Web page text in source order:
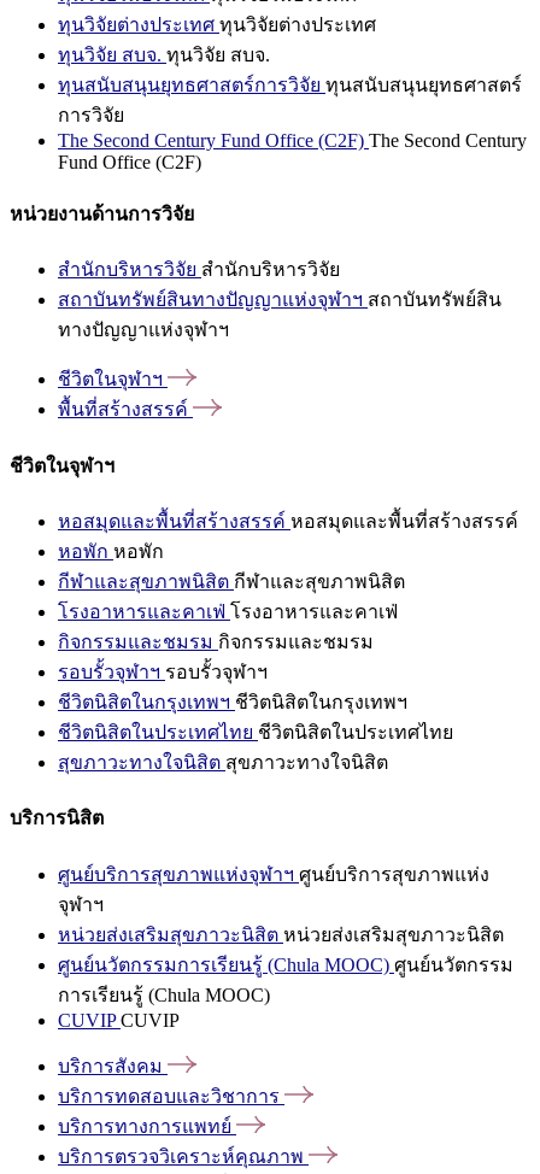
ทุนวิจัยต่างประเทศ ทุนวิจัยต่างประเทศ
ทุนวิจัย สบจ. ทุนวิจัย สบจ.
ทุนสนับสนุนยุทธศาสตร์การวิจัย ทุนสนับสนุนยุทธศาสตร์
การวิจัย
The Second Century Fund Office (C2F) The Second Century
Fund Office (C2F)
หน่วยงานด้านการวิจัย
สำนักบริหารวิจัย สำนักบริหารวิจัย
สถาบันทรัพย์สินทางปัญญาแห่งจุฬาฯ สถาบันทรัพย์สิน
ทางปัญญาแห่งจุฬาฯ
ชีวิตในจุฬาฯ
พื้นที่สร้างสรรค์
ชีวิตในจุฬาฯ
หอสมุดและพื้นที่สร้างสรรค์ หอสมุดและพื้นที่สร้างสรรค์
หอพัก หอพัก
กีฬาและสุขภาพนิสิต กีฬาและสุขภาพนิสิต
โรงอาหารและคาเฟ่ โรงอาหารและคาเฟ่
กิจกรรมและชมรม กิจกรรมและชมรม
รอบรั้วจุฬาฯ รอบรั้วจุฬาฯ
ชีวิตนิสิตในกรุงเทพฯ ชีวิตนิสิตในกรุงเทพฯ
ชีวิตนิสิตในประเทศไทย ชีวิตนิสิตในประเทศไทย
สุขภาวะทางใจนิสิต สุขภาวะทางใจนิสิต
บริการนิสิต
ศูนย์บริการสุขภาพแห่งจุฬาฯ ศูนย์บริการสุขภาพแห่ง
จุฬาฯ
หน่วยส่งเสริมสุขภาวะนิสิต หน่วยส่งเสริมสุขภาวะนิสิต
ศูนย์นวัตกรรมการเรียนรู้ (Chula MOOC) ศูนย์นวัตกรรม
การเรียนรู้ (Chula MOOC)
CUVIPCUVIP
บริการสังคม
บริการทดสอบและวิชาการ
บริการทางการแพทย์
บริการตรวจวิเคราะห์คุณภาพ